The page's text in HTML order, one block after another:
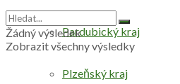
Pardubický kraj
Plzeňský kraj
Žádný výsledek
Zobrazit všechny výsledky